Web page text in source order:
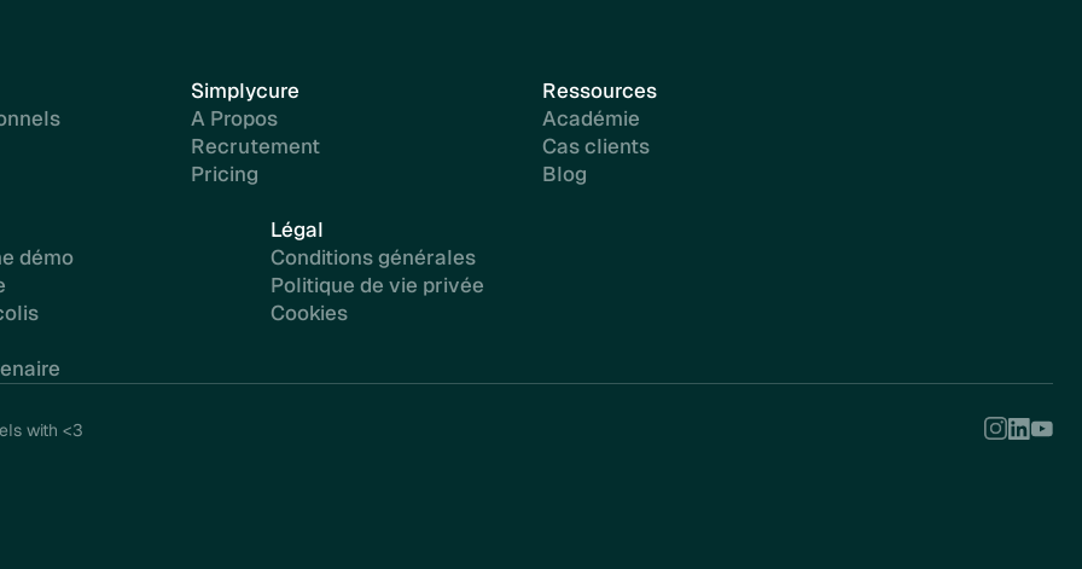
Simplycure
A Propos
Recrutement
Pricing
Ressources
Académie
Cas clients
Blog
démo
Légal
Conditions générales
Politique de vie privée
Cookies
with <3